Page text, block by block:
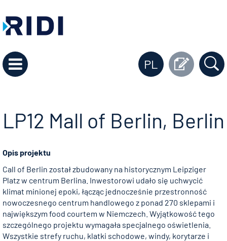
PL
LP12 Mall of Berlin, Berlin
Opis projektu
Call of Berlin został zbudowany na historycznym Leipziger
Platz w centrum Berlina. Inwestorowi udało się uchwycić
klimat minionej epoki, łącząc jednocześnie przestronność
nowoczesnego centrum handlowego z ponad 270 sklepami i
największym food courtem w Niemczech. Wyjątkowość tego
szczególnego projektu wymagała specjalnego oświetlenia.
Wszystkie strefy ruchu, klatki schodowe, windy, korytarze i